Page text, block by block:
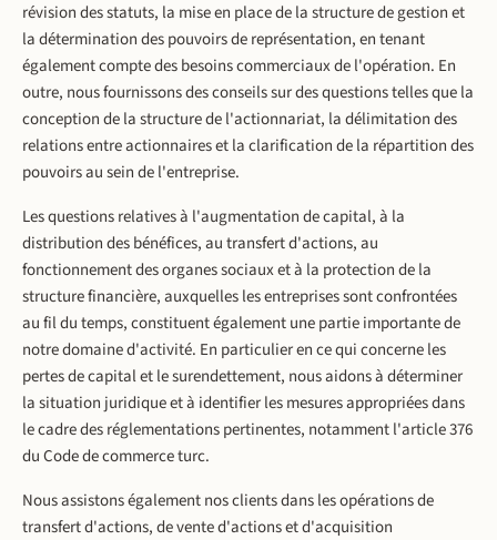
révision des statuts, la mise en place de la structure de gestion et
la détermination des pouvoirs de représentation, en tenant
également compte des besoins commerciaux de l'opération. En
outre, nous fournissons des conseils sur des questions telles que la
conception de la structure de l'actionnariat, la délimitation des
relations entre actionnaires et la clarification de la répartition des
pouvoirs au sein de l'entreprise.
Les questions relatives à l'augmentation de capital, à la
distribution des bénéfices, au transfert d'actions, au
fonctionnement des organes sociaux et à la protection de la
structure financière, auxquelles les entreprises sont confrontées
au fil du temps, constituent également une partie importante de
notre domaine d'activité. En particulier en ce qui concerne les
pertes de capital et le surendettement, nous aidons à déterminer
la situation juridique et à identifier les mesures appropriées dans
le cadre des réglementations pertinentes, notamment l'article 376
du Code de commerce turc.
Nous assistons également nos clients dans les opérations de
transfert d'actions, de vente d'actions et d'acquisition